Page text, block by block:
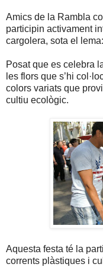
Amics de la Rambla
participin activament
cargolera, sota el
Posat que es celebra
les flors que s’hi
colors variats que
cultiu ecològic.
Aquesta festa té la
corrents plàstiques i